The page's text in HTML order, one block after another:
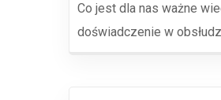
Co jest dla nas ważne
doświadczenie w